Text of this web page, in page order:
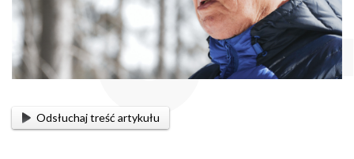
Odsłuchaj treść artykułu